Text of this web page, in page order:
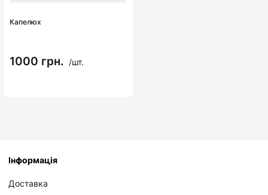
Капелюх
1000 грн. /шт.
Інформація
Доставка